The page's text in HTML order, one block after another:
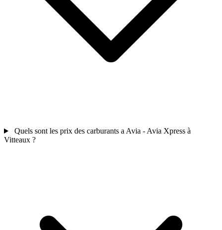
Quels sont les prix des carburants a Avia - Avia Xpress à
Vitteaux ?